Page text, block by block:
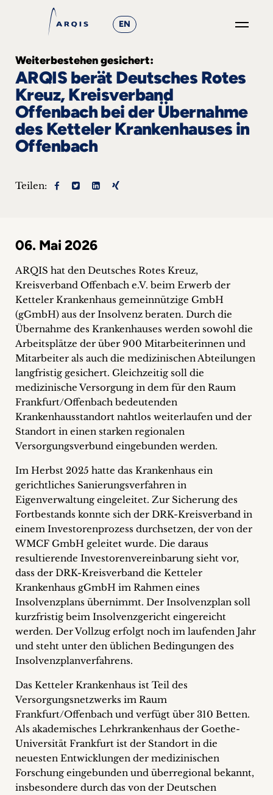
EN
Fokusgruppen
+
&
Karriere
+
Blog
&
Podcasts
+
Team
Philosophie
Presseanfragen
Kontakt
Weiterbestehen gesichert:
ARQIS berät Deutsches Rotes
Kreuz, Kreisverband
Offenbach bei der Übernahme
des Ketteler Krankenhauses in
Offenbach
Teilen:
06. Mai 2026
ARQIS hat den Deutsches Rotes Kreuz,
Kreisverband Offenbach e.V. beim Erwerb der
Ketteler Krankenhaus gemeinnützige GmbH
(gGmbH) aus der Insolvenz beraten. Durch die
Übernahme des Krankenhauses werden sowohl die
Arbeitsplätze der über 900 Mitarbeiterinnen und
Mitarbeiter als auch die medizinischen Abteilungen
langfristig gesichert. Gleichzeitig soll die
medizinische Versorgung in dem für den Raum
Frankfurt/Offenbach bedeutenden
Krankenhausstandort nahtlos weiterlaufen und der
Standort in einen starken regionalen
Versorgungsverbund eingebunden werden.
Im Herbst 2025 hatte das Krankenhaus ein
gerichtliches Sanierungsverfahren in
Eigenverwaltung eingeleitet. Zur Sicherung des
Fortbestands konnte sich der DRK-Kreisverband in
einem Investorenprozess durchsetzen, der von der
WMCF GmbH geleitet wurde. Die daraus
resultierende Investorenvereinbarung sieht vor,
dass der DRK-Kreisverband die Ketteler
Krankenhaus gGmbH im Rahmen eines
Insolvenzplans übernimmt. Der Insolvenzplan soll
kurzfristig beim Insolvenzgericht eingereicht
werden. Der Vollzug erfolgt noch im laufenden Jahr
und steht unter den üblichen Bedingungen des
Insolvenzplanverfahrens.
Das Ketteler Krankenhaus ist Teil des
Versorgungsnetzwerks im Raum
Frankfurt/Offenbach und verfügt über 310 Betten.
Als akademisches Lehrkrankenhaus der Goethe-
Universität Frankfurt ist der Standort in die
neuesten Entwicklungen der medizinischen
Forschung eingebunden und überregional bekannt,
insbesondere durch das von der Deutschen